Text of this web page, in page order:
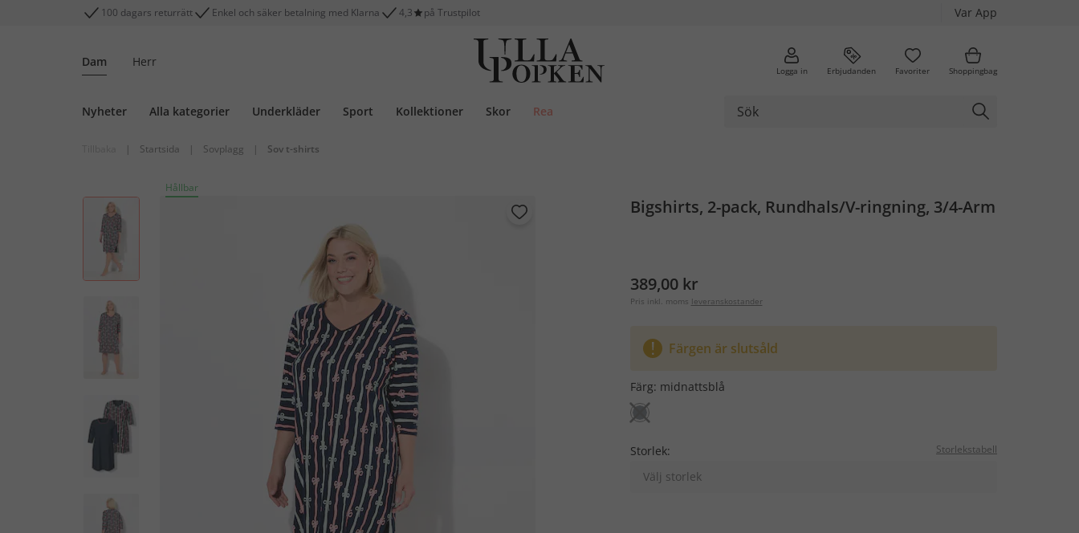
100 dagars returrätt Enkel och säker betalning med Klarna 4,3 på Trustpilot Var App
Dam Herr
Logga in Erbjudanden Favoriter Shoppingbag
Nyheter Alla kategorier Underkläder Sport Kollektioner Skor Rea
| Startsida | Sovplagg | Sov t-shirts
Hållbar
Bigshirts, 2-pack, Rundhals/V-ringning, 3/4-Arm
389,00 kr
Pris inkl. moms leveranskostander
Färgen är slutsåld
Färg: midnattsblå
Storlek: Storlekstabell
Välj storlek